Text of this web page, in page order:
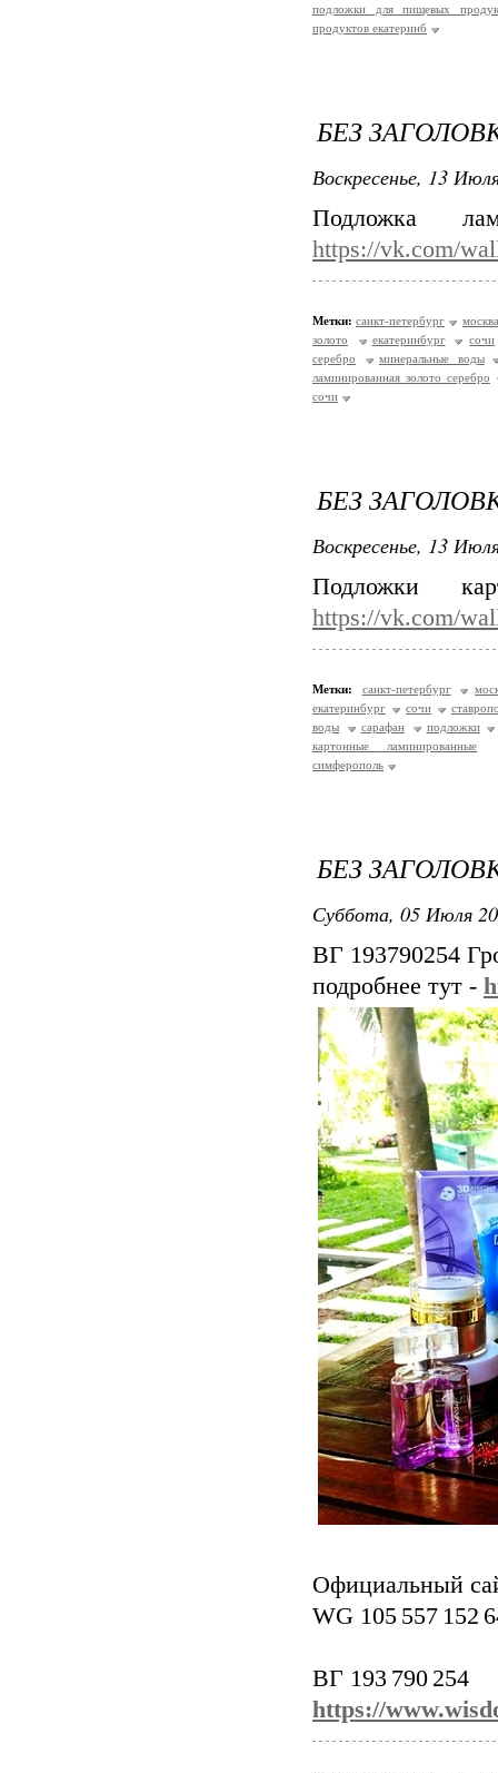
подложки для пищевых
продуктов екатеринб
БЕЗ
Воскресенье, 13
Подложка
https://vk.com/
Метки: санкт-петербург
москва
золото
екатеринбург
сочи
серебро
минеральные воды
ламинированная золото серебро
сочи
БЕЗ
Воскресенье, 13
Подложки
https://vk.com/
Метки: санкт-петербург
екатеринбург
сочи
воды
сарафан
подложки
картонные ламинированные
симферополь
БЕЗ
Суббота, 05 Июля
ВГ 193790254
подробнее тут -
Официальный
WG 105 557 152
ВГ 193 790 254
https://